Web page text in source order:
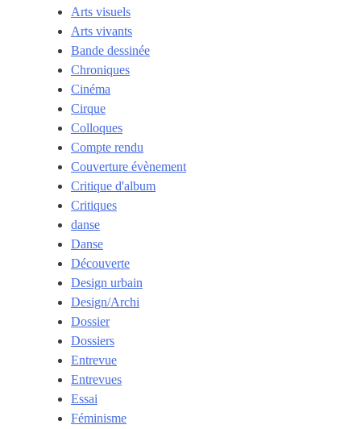
Arts visuels
Arts vivants
Bande dessinée
Chroniques
Cinéma
Cirque
Colloques
Compte rendu
Couverture évènement
Critique d'album
Critiques
danse
Danse
Découverte
Design urbain
Design/Archi
Dossier
Dossiers
Entrevue
Entrevues
Essai
Féminisme